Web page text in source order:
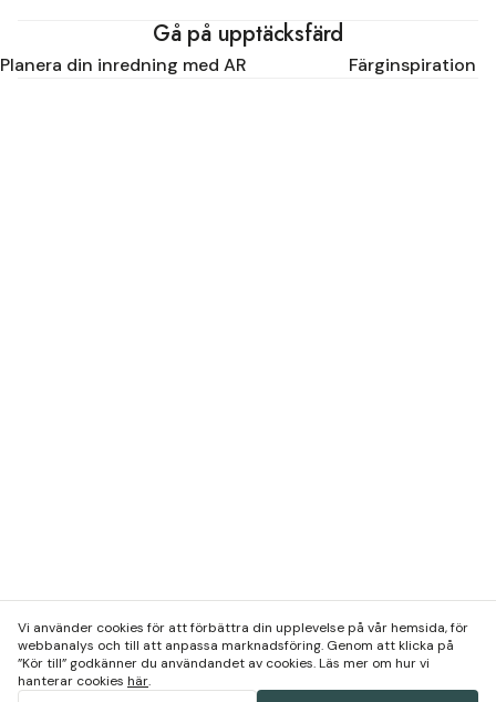
Gå på upptäcksfärd
Planera din inredning med AR Färginspiration
Vi använder cookies för att förbättra din upplevelse på vår hemsida, för
webbanalys och till att anpassa marknadsföring. Genom att klicka på
”Kör till” godkänner du användandet av cookies. Läs mer om hur vi
hanterar cookies här.